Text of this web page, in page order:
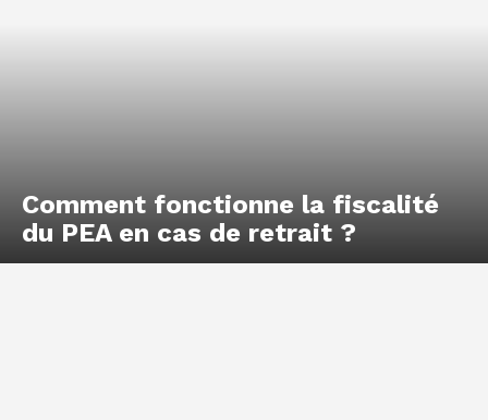
Comment fonctionne la fiscalité
du PEA en cas de retrait ?